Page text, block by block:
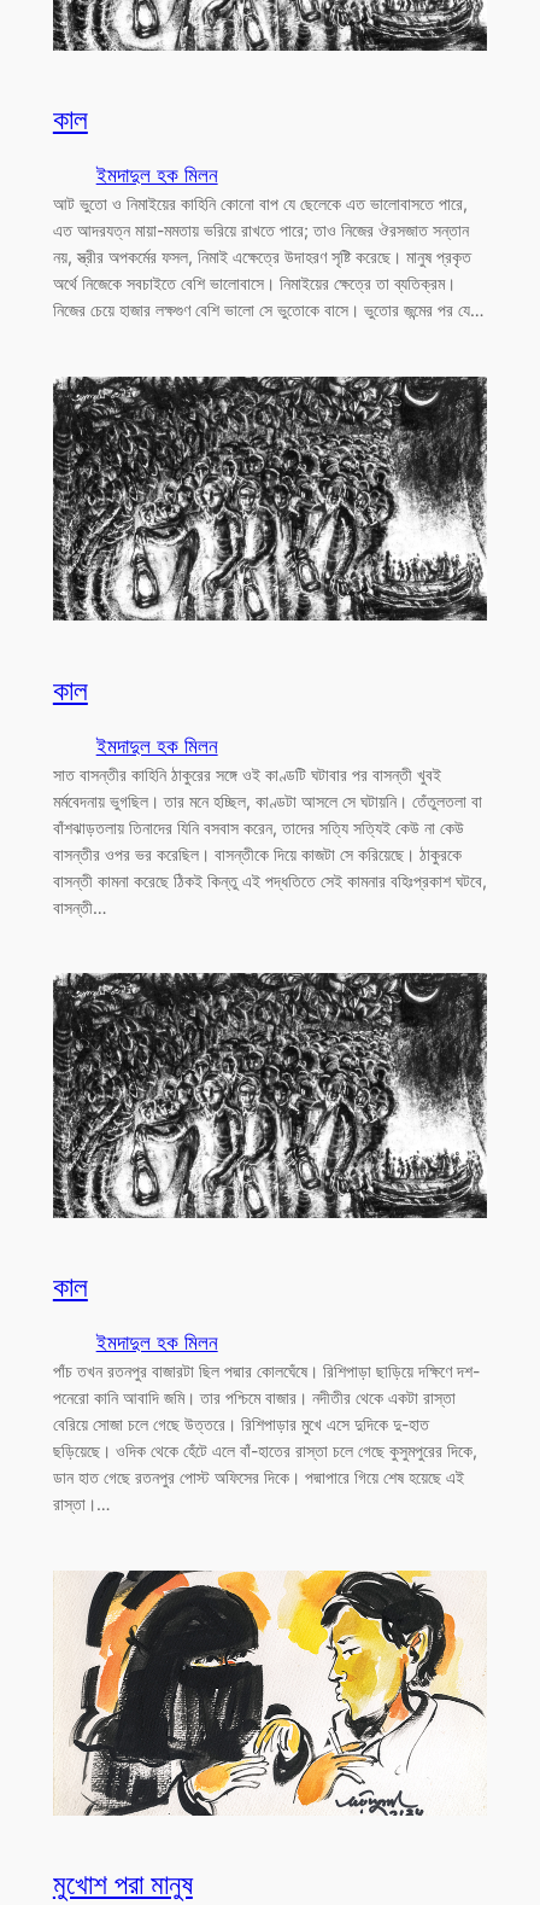
কাল
ইমদাদুল হক মিলন
আট ভুতো ও নিমাইয়ের কাহিনি কোনো বাপ যে ছেলেকে এত ভালোবাসতে পারে,
এত আদরযত্ন মায়া-মমতায় ভরিয়ে রাখতে পারে; তাও নিজের ঔরসজাত সন্তান
নয়, স্ত্রীর অপকর্মের ফসল, নিমাই এক্ষেত্রে উদাহরণ সৃষ্টি করেছে। মানুষ প্রকৃত
অর্থে নিজেকে সবচাইতে বেশি ভালোবাসে। নিমাইয়ের ক্ষেত্রে তা ব্যতিক্রম।
নিজের চেয়ে হাজার লক্ষগুণ বেশি ভালো সে ভুতোকে বাসে। ভুতোর জন্মের পর যে…
কাল
ইমদাদুল হক মিলন
সাত বাসন্তীর কাহিনি ঠাকুরের সঙ্গে ওই কাণ্ডটি ঘটাবার পর বাসন্তী খুবই
মর্মবেদনায় ভুগছিল। তার মনে হচ্ছিল, কাণ্ডটা আসলে সে ঘটায়নি। তেঁতুলতলা বা
বাঁশঝাড়তলায় তিনাদের যিনি বসবাস করেন, তাদের সত্যি সত্যিই কেউ না কেউ
বাসন্তীর ওপর ভর করেছিল। বাসন্তীকে দিয়ে কাজটা সে করিয়েছে। ঠাকুরকে
বাসন্তী কামনা করেছে ঠিকই কিন্তু এই পদ্ধতিতে সেই কামনার বহিঃপ্রকাশ ঘটবে,
বাসন্তী…
কাল
ইমদাদুল হক মিলন
পাঁচ তখন রতনপুর বাজারটা ছিল পদ্মার কোলঘেঁষে। রিশিপাড়া ছাড়িয়ে দক্ষিণে দশ-
পনেরো কানি আবাদি জমি। তার পশ্চিমে বাজার। নদীতীর থেকে একটা রাস্তা
বেরিয়ে সোজা চলে গেছে উত্তরে। রিশিপাড়ার মুখে এসে দুদিকে দু-হাত
ছড়িয়েছে। ওদিক থেকে হেঁটে এলে বাঁ-হাতের রাস্তা চলে গেছে কুসুমপুরের দিকে,
ডান হাত গেছে রতনপুর পোস্ট অফিসের দিকে। পদ্মাপারে গিয়ে শেষ হয়েছে এই
রাস্তা।…
মুখোশ পরা মানুষ